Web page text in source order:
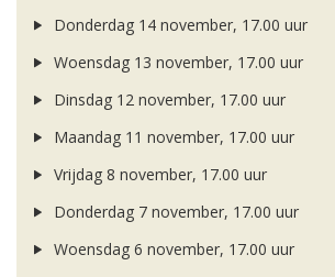
Donderdag 14 november, 17.00 uur
Woensdag 13 november, 17.00 uur
Dinsdag 12 november, 17.00 uur
Maandag 11 november, 17.00 uur
Vrijdag 8 november, 17.00 uur
Donderdag 7 november, 17.00 uur
Woensdag 6 november, 17.00 uur